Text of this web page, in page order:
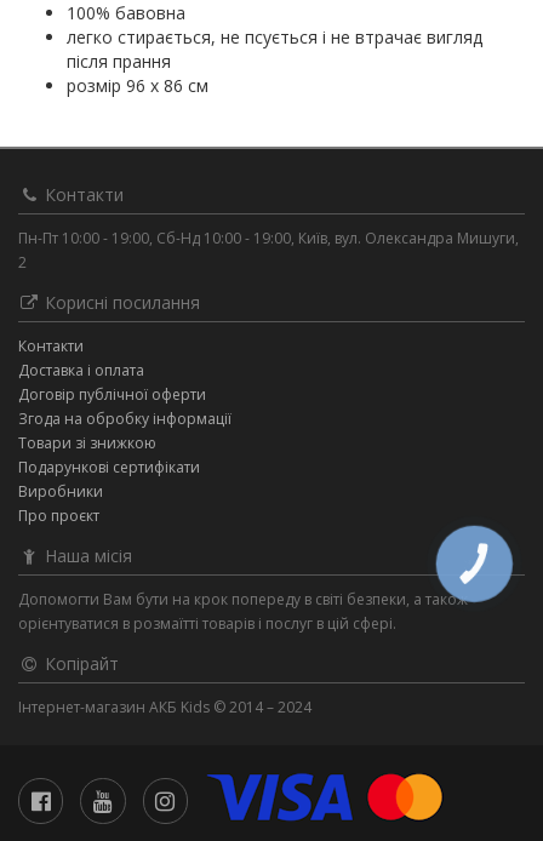
100% бавовна
легко стирається, не псується і не втрачає вигляд
після прання
розмір 96 x 86 см
Контакти
Пн-Пт 10:00 - 19:00, Сб-Нд 10:00 - 19:00, Київ, вул. Олександра Мишуги,
2
Корисні посилання
Контакти
Доставка і оплата
Договір публічної оферти
Згода на обробку інформації
Товари зі знижкою
Подарункові сертифікати
Виробники
Про проєкт
Наша місія
Допомогти Вам бути на крок попереду в світі безпеки, а також
орієнтуватися в розмаїтті товарів і послуг в цій сфері.
Копірайт
Інтернет-магазин АКБ Kids © 2014 – 2024
КНОПКА
ЗВ'ЯЗКУ